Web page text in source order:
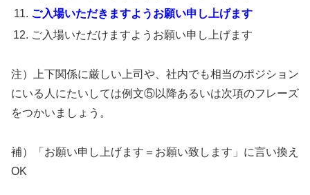
ご入場いただきますようお願い申し上げます
ご入場いただけますようお願い申し上げます
注）上下関係に厳しい上司や、社内でも相当のポジション
にいる人にたいしては例文⑤以降あるいは次項のフレーズ
をつかいましょう。
補）「お願い申し上げます＝お願い致します」に言い換え
OK